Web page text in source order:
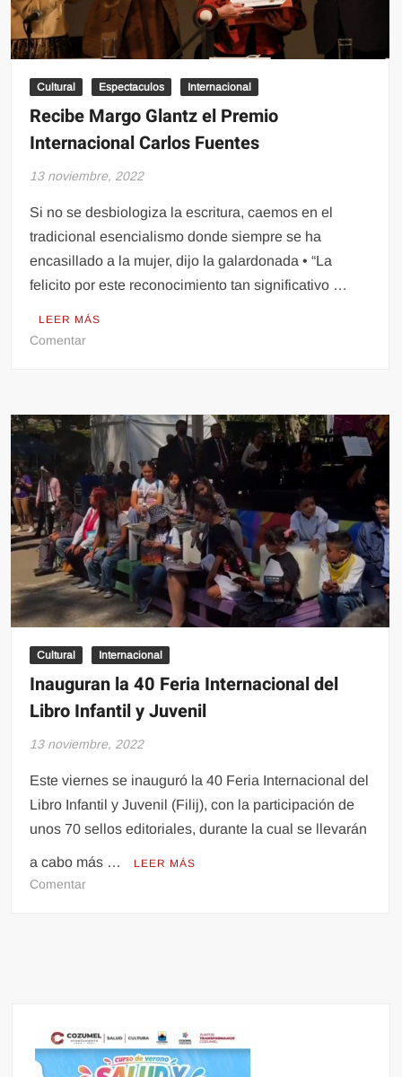
Cultural Espectaculos Internacional
Recibe Margo Glantz el Premio
Internacional Carlos Fuentes
13 noviembre, 2022
Si no se desbiologiza la escritura, caemos en el
tradicional esencialismo donde siempre se ha
encasillado a la mujer, dijo la galardonada • “La
felicito por este reconocimiento tan significativo …
LEER MÁS
Comentaren
el
Premio
Internacional
Carlos
Fuentes
Cultural Internacional
Inauguran la 40 Feria Internacional del
Libro Infantil y Juvenil
13 noviembre, 2022
Este viernes se inauguró la 40 Feria Internacional del
Libro Infantil y Juvenil (Filij), con la participación de
unos 70 sellos editoriales, durante la cual se llevarán
a cabo más … LEER MÁS
Comentaren
Infantil
y